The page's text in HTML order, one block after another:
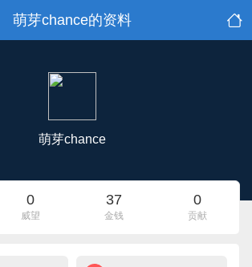
萌芽chance的资料
萌芽chance
0
威望
37
金钱
0
贡献